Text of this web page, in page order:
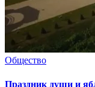
Общество
Праздник души и